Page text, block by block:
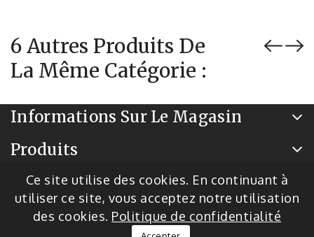
6 Autres Produits De
La Même Catégorie :
Informations Sur Le Magasin
Produits
Notre Société
Ce site utilise des cookies. En continuant à
utiliser ce site, vous acceptez notre utilisation
des cookies. Politique de confidentialité
© 2026 - Logiciel de commerce électronique par